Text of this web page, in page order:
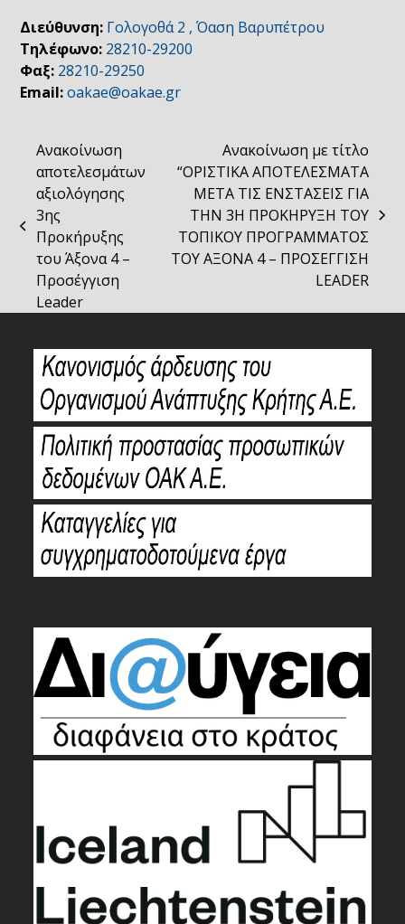
Διεύθυνση: Γολογοθά 2 , Όαση Βαρυπέτρου
Τηλέφωνο: 28210-29200
Φαξ: 28210-29250
Email: oakae@oakae.gr
previous
post:
Ανακοίνωση
αποτελεσμάτων
αξιολόγησης
3ης
Προκήρυξης
του Άξονα 4 –
Προσέγγιση
Leader
post:
Ανακοίνωση με τίτλο
“ΟΡΙΣΤΙΚΑ ΑΠΟΤΕΛΕΣΜΑΤΑ
ΜΕΤΑ ΤΙΣ ΕΝΣΤΑΣΕΙΣ ΓΙΑ
ΤΗΝ 3Η ΠΡΟΚΗΡΥΞΗ ΤΟΥ
ΤΟΠΙΚΟΥ ΠΡΟΓΡΑΜΜΑΤΟΣ
ΤΟΥ ΑΞΟΝΑ 4 – ΠΡΟΣΕΓΓΙΣΗ
LEADER